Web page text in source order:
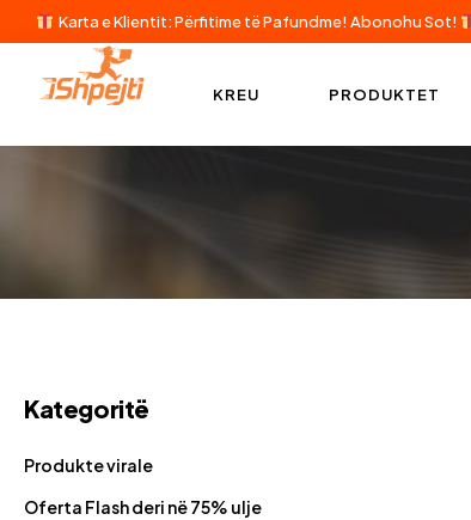
Karta e Klientit: Përfitime të Pafundme! Abonohu Sot!
KREU PRODUKTET
Kategoritë
Produkte virale
Oferta Flash deri në 75% ulje